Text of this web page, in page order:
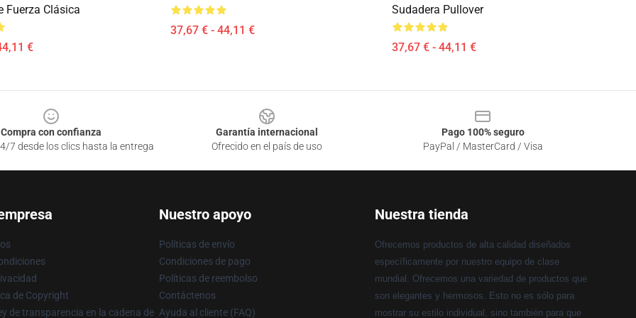
Fuerza Clásica
€
37,67 € - 44,11 €
Sudadera Pullover
37,67 € - 44,11 €
Compra con confianza
7 desde los clics hasta la entrega
Garantía internacional
Ofrecido en el país de uso
Pago 100% seguro
PayPal / MasterCard / Visa
de Copyright
de transparencia en la cadena de
Nuestro apoyo
Políticas de envío
Condiciones de pago
Políticas de reembolso
Contáctenos
Ayuda al cliente (FAQ)
Nuestra tienda
Ofrecemos productos de alta calidad diseñados
específicamente por nuestro equipo de clase
mundial. Ofrecemos una variedad de productos que
son elegantes y hermosos. Esto no es sólo para
mostrar su estilo individual, sino también para que